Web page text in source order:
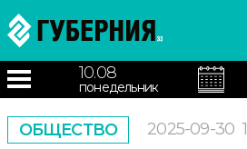
10.08
понедельник
ОБЩЕСТВО 2025-09-30